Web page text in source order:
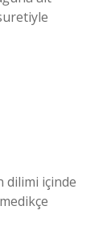
dilimi içinde